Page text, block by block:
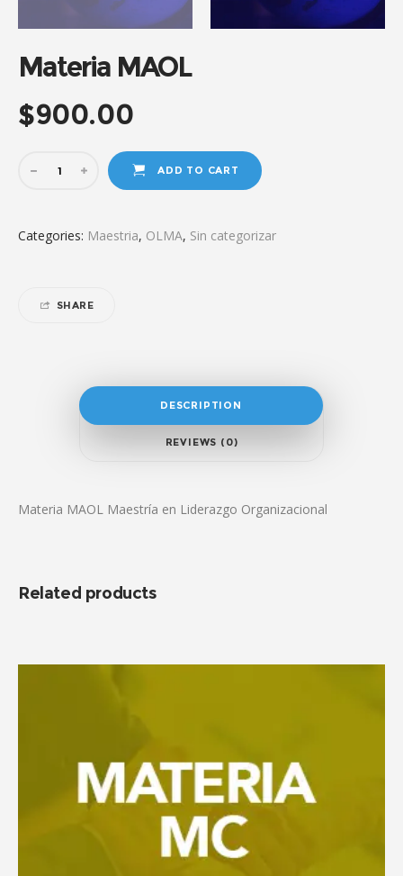
Materia MAOL
$900.00
ADD TO CART
Categories: Maestria, OLMA, Sin categorizar
SHARE
DESCRIPTION
REVIEWS (0)
Materia MAOL Maestría en Liderazgo Organizacional
Related products